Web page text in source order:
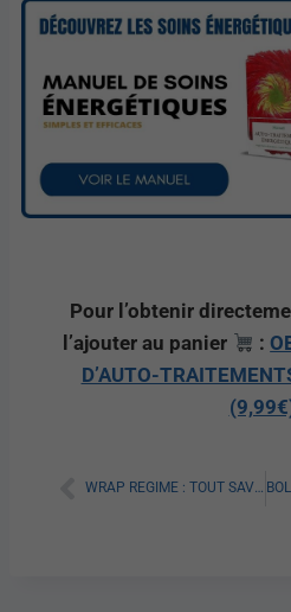
Pour l’obtenir
l’ajouter au panier
:
D’AUTO-
WRAP REGIME : TOUT SAVOIR SUR CE NOUVEAU SYSTEME FISCAL